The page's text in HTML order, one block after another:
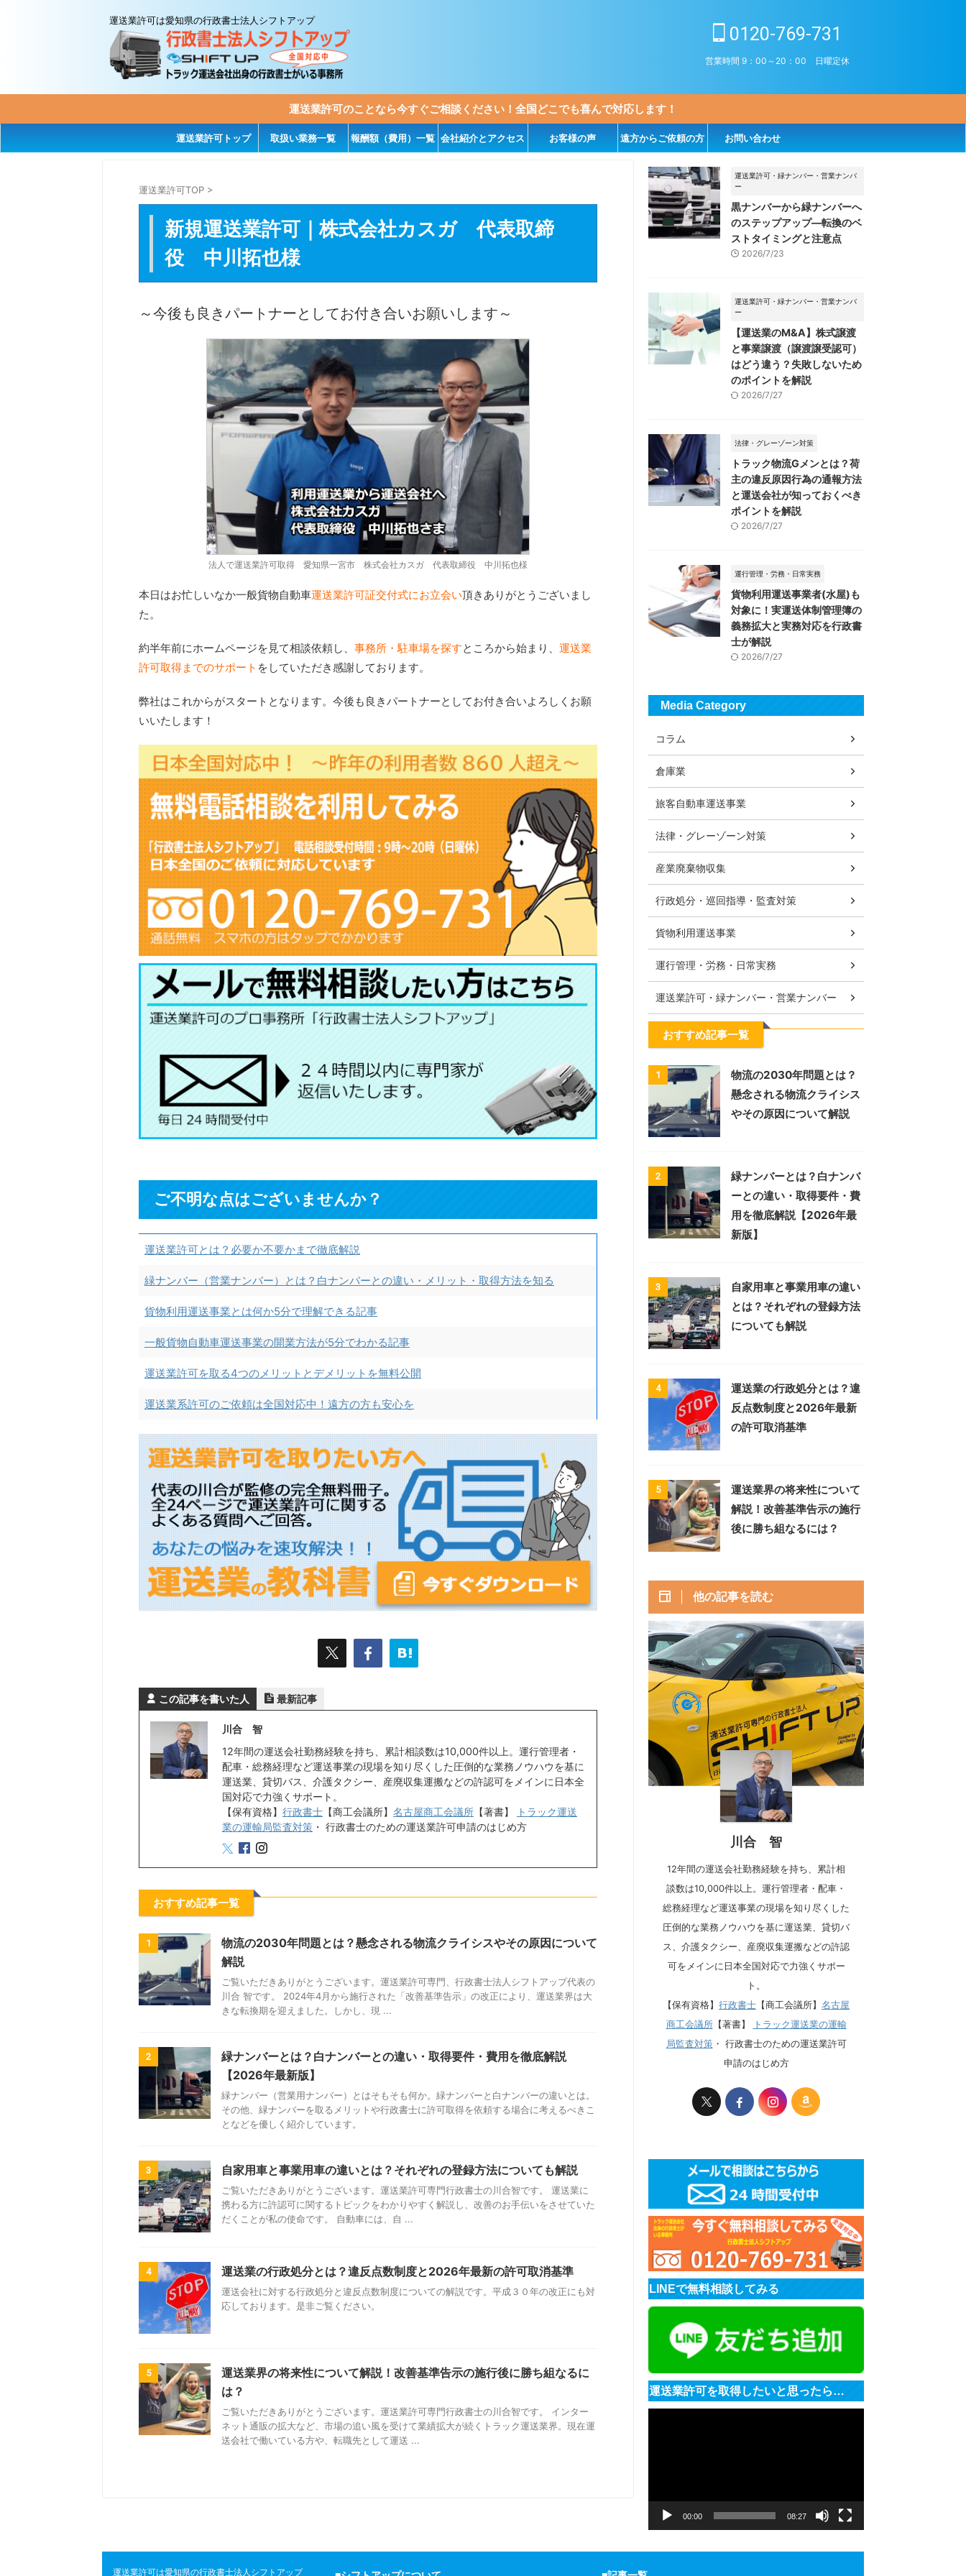
運送業許可は愛知県の行政書士法人シフトアップ
0120-769-731
営業時間 9：00～20：00 日曜定休
運送業許可のことなら今すぐご相談ください！全国どこでも喜んで対応します！
運送業許可トップ 取扱い業務一覧 報酬額（費用）一覧 会社紹介とアクセス お客様の声 遠方からご依頼の方 お問い合わせ
運送業許可TOP >
新規運送業許可｜株式会社カスガ 代表取締
役 中川拓也様
～今後も良きパートナーとしてお付き合いお願いします～
法人で運送業許可取得 愛知県一宮市 株式会社カスガ 代表取締役 中川拓也様
本日はお忙しいなか一般貨物自動車運送業許可証交付式にお立会い頂きありがとうございまし
た。
約半年前にホームページを見て相談依頼し、 事務所・駐車場を探すところから始まり、 運送業
許可取得までのサポート をしていただき感謝しております。
弊社はこれからがスタートとなります。今後も良きパートナーとしてお付き合いよろしくお願
いいたします！
ご不明な点はございませんか？
運送業許可とは？必要か不要かまで徹底解説
緑ナンバー（営業ナンバー）とは？白ナンバーとの違い・メリット・取得方法を知る
貨物利用運送事業とは何か5分で理解できる記事
一般貨物自動車運送事業の開業方法が5分でわかる記事
運送業許可を取る4つのメリットとデメリットを無料公開
運送業系許可のご依頼は全国対応中！遠方の方も安心を
この記事を書いた人 最新記事
川合 智
12年間の運送会社勤務経験を持ち、累計相談数は10,000件以上。運行管理者・
配車・総務経理など運送事業の現場を知り尽くした圧倒的な業務ノウハウを基に
運送業、貸切バス、介護タクシー、産廃収集運搬などの許認可をメインに日本全
国対応で力強くサポート。
【保有資格】 行政書士 【商工会議所】 名古屋商工会議所 【著書】
トラック運送
業の運輸局監査対策 ・ 行政書士のための運送業許可申請のはじめ方
おすすめ記事一覧
1
物流の2030年問題とは？懸念される物流クライシスやその原因について
解説
ご覧いただきありがとうございます。運送業許可専門、行政書士法人シフトアップ代表の
川合 智です。 2024年4月から施行された「改善基準告示」の改正により、運送業界は大
きな転換期を迎えました。しかし、現 ...
2
緑ナンバーとは？白ナンバーとの違い・取得要件・費用を徹底解説
【2026年最新版】
緑ナンバー（営業用ナンバー）とはそもそも何か。緑ナンバーと白ナンバーの違いとは。
その他、緑ナンバーを取るメリットや行政書士に許可取得を依頼する場合に考えるべきこ
となどを優しく紹介しています。
3 自家用車と事業用車の違いとは？それぞれの登録方法についても解説
ご覧いただきありがとうございます。運送業許可専門行政書士の川合智です。 運送業に
携わる方に許認可に関するトピックをわかりやすく解説し、改善のお手伝いをさせていた
だくことが私の使命です。 自動車には、自 ...
4 運送業の行政処分とは？違反点数制度と2026年最新の許可取消基準
運送会社に対する行政処分と違反点数制度についての解説です。平成３０年の改正にも対
応しております。是非ご覧ください。
5
運送業界の将来性について解説！改善基準告示の施行後に勝ち組なるに
は？
ご覧いただきありがとうございます。運送業許可専門行政書士の川合智です。 インター
ネット通販の拡大など、市場の追い風を受けて業績拡大が続くトラック運送業界。現在運
送会社で働いている方や、転職先として運送 ...
運送業許可・緑ナンバー・営業ナンバ
ー
黒ナンバーから緑ナンバーへ
のステップアップ―転換のベ
ストタイミングと注意点
2026/7/23
運送業許可・緑ナンバー・営業ナンバ
ー
【運送業のM&A】株式譲渡
と事業譲渡（譲渡譲受認可）
はどう違う？失敗しないため
のポイントを解説
2026/7/27
法律・グレーゾーン対策
トラック物流Gメンとは？荷
主の違反原因行為の通報方法
と運送会社が知っておくべき
ポイントを解説
2026/7/27
運行管理・労務・日常実務
貨物利用運送事業者(水屋)も
対象に！実運送体制管理簿の
義務拡大と実務対応を行政書
士が解説
2026/7/27
Media Category
コラム
倉庫業
旅客自動車運送事業
法律・グレーゾーン対策
産業廃棄物収集
行政処分・巡回指導・監査対策
貨物利用運送事業
運行管理・労務・日常実務
運送業許可・緑ナンバー・営業ナンバー
おすすめ記事一覧
1
物流の2030年問題とは？
懸念される物流クライシス
やその原因について解説
2
緑ナンバーとは？白ナンバ
ーとの違い・取得要件・費
用を徹底解説【2026年最
新版】
3
自家用車と事業用車の違い
とは？それぞれの登録方法
についても解説
4
運送業の行政処分とは？違
反点数制度と2026年最新
の許可取消基準
5
運送業界の将来性について
解説！改善基準告示の施行
後に勝ち組なるには？
他の記事を読む
川合 智
12年間の運送会社勤務経験を持ち、累計相
談数は10,000件以上。運行管理者・配車・
総務経理など運送事業の現場を知り尽くした
圧倒的な業務ノウハウを基に運送業、貸切バ
ス、介護タクシー、産廃収集運搬などの許認
可をメインに日本全国対応で力強くサポー
ト。
【保有資格】 行政書士 【商工会議所】 名古屋
商工会議所【著書】
トラック運送業の運輸
局監査対策・ 行政書士のための運送業許可
申請のはじめ方
LINEで無料相談してみる
運送業許可を取得したいと思ったら…
00:00 08:27
運送業許可は愛知県の行政書士法人シフトアップ